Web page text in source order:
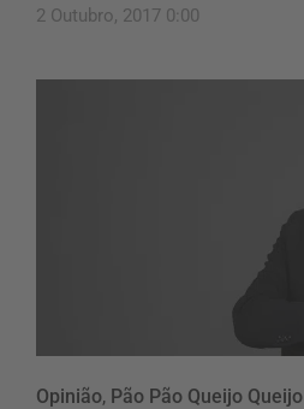
2 Outubro, 2017 0:00
Opinião, Pão Pão Queijo Queijo